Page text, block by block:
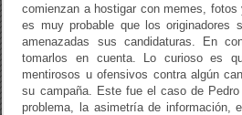
comienzan a hostigar con memes, fotos
es muy probable que los originadores
amenazadas sus candidaturas. En
tomarlos en cuenta. Lo curioso es
mentirosos u ofensivos contra algún
su campaña. Este fue el caso de
problema, la asimetría de información,